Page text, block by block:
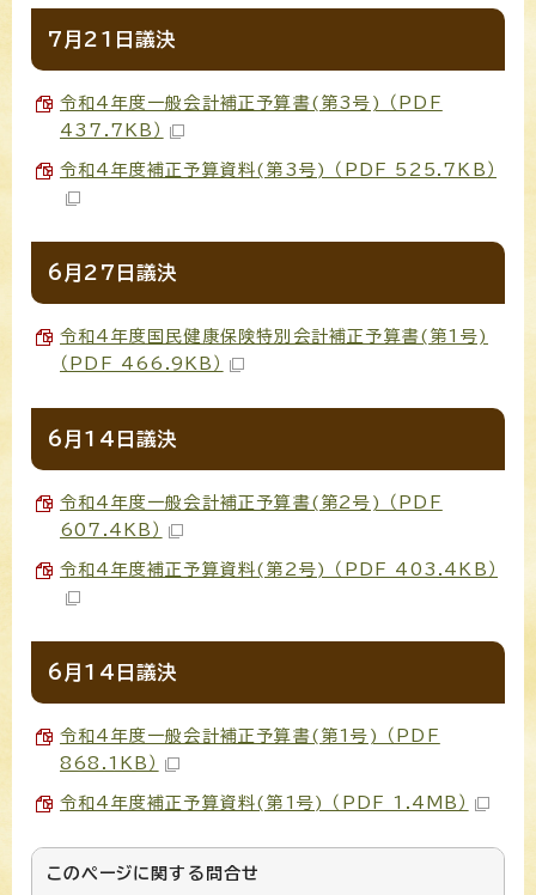
7月21日議決
令和4年度一般会計補正予算書(第3号) （PDF
437.7KB）
令和4年度補正予算資料(第3号) （PDF 525.7KB）
6月27日議決
令和4年度国民健康保険特別会計補正予算書(第1号)
（PDF 466.9KB）
6月14日議決
令和4年度一般会計補正予算書(第2号) （PDF
607.4KB）
令和4年度補正予算資料(第2号) （PDF 403.4KB）
6月14日議決
令和4年度一般会計補正予算書(第1号) （PDF
868.1KB）
令和4年度補正予算資料(第1号) （PDF 1.4MB）
このページに関する 問合せ